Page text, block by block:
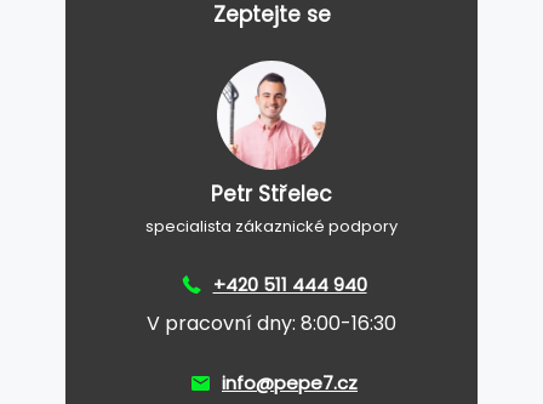
Zeptejte se
Petr Střelec
specialista zákaznické podpory
+420 511 444 940
V pracovní dny: 8:00-16:30
info@pepe7.cz